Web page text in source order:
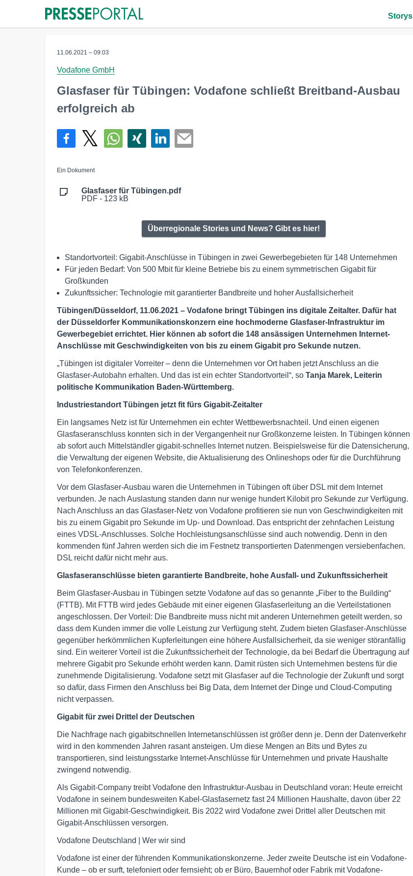
Storys
11.06.2021 – 09:03
Vodafone GmbH
Glasfaser für Tübingen: Vodafone schließt Breitband-Ausbau
erfolgreich ab
Ein Dokument
Glasfaser für Tübingen.pdf
PDF - 123 kB
Überregionale Stories und News? Gibt es hier!
Standortvorteil: Gigabit-Anschlüsse in Tübingen in zwei Gewerbegebieten für 148 Unternehmen
Für jeden Bedarf: Von 500 Mbit für kleine Betriebe bis zu einem symmetrischen Gigabit für
Großkunden
Zukunftssicher: Technologie mit garantierter Bandbreite und hoher Ausfallsicherheit
Tübingen/Düsseldorf, 11.06.2021 – Vodafone bringt Tübingen ins digitale Zeitalter. Dafür hat
der Düsseldorfer Kommunikationskonzern eine hochmoderne Glasfaser-Infrastruktur im
Gewerbegebiet errichtet. Hier können ab sofort die 148 ansässigen Unternehmen Internet-
Anschlüsse mit Geschwindigkeiten von bis zu einem Gigabit pro Sekunde nutzen.
„Tübingen ist digitaler Vorreiter – denn die Unternehmen vor Ort haben jetzt Anschluss an die
Glasfaser-Autobahn erhalten. Und das ist ein echter Standortvorteil“, so Tanja Marek, Leiterin
politische Kommunikation Baden-Württemberg.
Industriestandort Tübingen jetzt fit fürs Gigabit-Zeitalter
Ein langsames Netz ist für Unternehmen ein echter Wettbewerbsnachteil. Und einen eigenen
Glasfaseranschluss konnten sich in der Vergangenheit nur Großkonzerne leisten. In Tübingen können
ab sofort auch Mittelständler gigabit-schnelles Internet nutzen. Beispielsweise für die Datensicherung,
die Verwaltung der eigenen Website, die Aktualisierung des Onlineshops oder für die Durchführung
von Telefonkonferenzen.
Vor dem Glasfaser-Ausbau waren die Unternehmen in Tübingen oft über DSL mit dem Internet
verbunden. Je nach Auslastung standen dann nur wenige hundert Kilobit pro Sekunde zur Verfügung.
Nach Anschluss an das Glasfaser-Netz von Vodafone profitieren sie nun von Geschwindigkeiten mit
bis zu einem Gigabit pro Sekunde im Up- und Download. Das entspricht der zehnfachen Leistung
eines VDSL-Anschlusses. Solche Hochleistungsanschlüsse sind auch notwendig. Denn in den
kommenden fünf Jahren werden sich die im Festnetz transportierten Datenmengen versiebenfachen.
DSL reicht dafür nicht mehr aus.
Glasfaseranschlüsse bieten garantierte Bandbreite, hohe Ausfall- und Zukunftssicherheit
Beim Glasfaser-Ausbau in Tübingen setzte Vodafone auf das so genannte „Fiber to the Building“
(FTTB). Mit FTTB wird jedes Gebäude mit einer eigenen Glasfaserleitung an die Verteilstationen
angeschlossen. Der Vorteil: Die Bandbreite muss nicht mit anderen Unternehmen geteilt werden, so
dass dem Kunden immer die volle Leistung zur Verfügung steht. Zudem bieten Glasfaser-Anschlüsse
gegenüber herkömmlichen Kupferleitungen eine höhere Ausfallsicherheit, da sie weniger störanfällig
sind. Ein weiterer Vorteil ist die Zukunftssicherheit der Technologie, da bei Bedarf die Übertragung auf
mehrere Gigabit pro Sekunde erhöht werden kann. Damit rüsten sich Unternehmen bestens für die
zunehmende Digitalisierung. Vodafone setzt mit Glasfaser auf die Technologie der Zukunft und sorgt
so dafür, dass Firmen den Anschluss bei Big Data, dem Internet der Dinge und Cloud-Computing
nicht verpassen.
Gigabit für zwei Drittel der Deutschen
Die Nachfrage nach gigabitschnellen Internetanschlüssen ist größer denn je. Denn der Datenverkehr
wird in den kommenden Jahren rasant ansteigen. Um diese Mengen an Bits und Bytes zu
transportieren, sind leistungsstarke Internet-Anschlüsse für Unternehmen und private Haushalte
zwingend notwendig.
Als Gigabit-Company treibt Vodafone den Infrastruktur-Ausbau in Deutschland voran: Heute erreicht
Vodafone in seinem bundesweiten Kabel-Glasfasernetz fast 24 Millionen Haushalte, davon über 22
Millionen mit Gigabit-Geschwindigkeit. Bis 2022 wird Vodafone zwei Drittel aller Deutschen mit
Gigabit-Anschlüssen versorgen.
Vodafone Deutschland | Wer wir sind
Vodafone ist einer der führenden Kommunikationskonzerne. Jeder zweite Deutsche ist ein Vodafone-
Kunde – ob er surft, telefoniert oder fernsieht; ob er Büro, Bauernhof oder Fabrik mit Vodafone-